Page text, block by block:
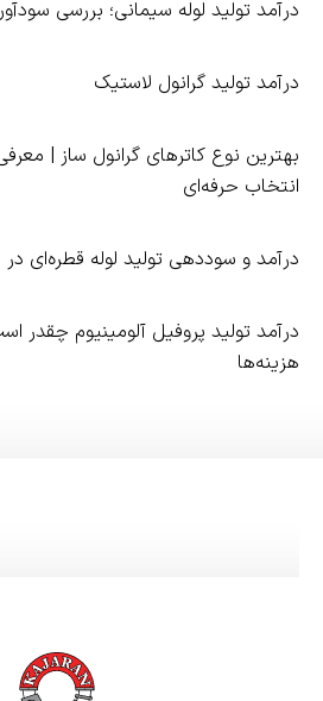
درآمد تولید لوله سیمانی؛ بررسی
درآمد تولید گرانول لاستیک
بهترین نوع کاترهای گرانول‌ ساز |
انتخاب حرفه‌ای
درآمد و سوددهی تولید لوله قطره‌ای در
درآمد تولید پروفیل آلومینیوم چقدر
هزینه‌ها